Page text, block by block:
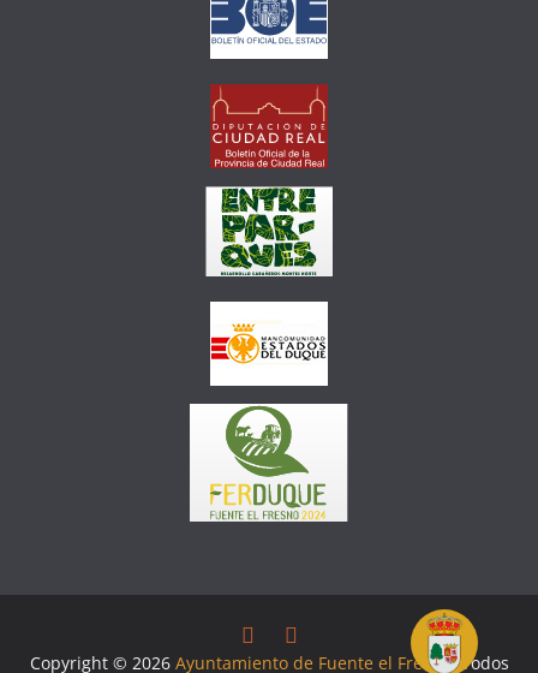
Copyright © 2026 Ayuntamiento de Fuente el Fresno. Todos